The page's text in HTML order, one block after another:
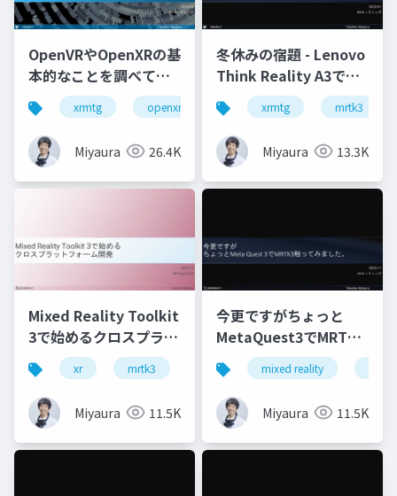
OpenVRやOpenXRの基
本的なことを調べてみ
た
xrmtg openxr openvr hololens
Miyaura 26.4K
冬休みの宿題 - Lenovo
Think Reality A3で検
証(MRTK3含)
xrmtg mrtk3
Miyaura 13.3K
Mixed Reality Toolkit
3で始めるクロスプラッ
トフォーム開発
xr mrtk3 metaquest3 snapdragonspaces
Miyaura 11.5K
今更ですがちょっと
MetaQuest3でMRTK3
触ってみました
mixed reality
Miyaura 11.5K